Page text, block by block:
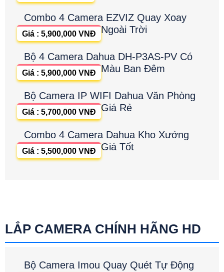
Combo 4 Camera EZVIZ Quay Xoay
Ngoài Trời
Giá : 5,900,000 VNĐ
Bộ 4 Camera Dahua DH-P3AS-PV Có
Màu Ban Đêm
Giá : 5,900,000 VNĐ
Bộ Camera IP WIFI Dahua Văn Phòng
Giá Rẻ
Giá : 5,700,000 VNĐ
Combo 4 Camera Dahua Kho Xưởng
Giá Tốt
Giá : 5,500,000 VNĐ
LẮP CAMERA CHÍNH HÃNG HD
Bộ Camera Imou Quay Quét Tự Động